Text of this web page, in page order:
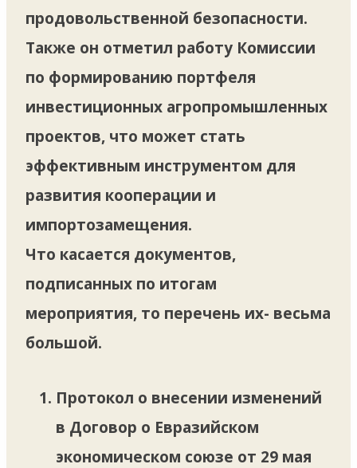
продовольственной безопасности.
Также он отметил работу Комиссии
по формированию портфеля
инвестиционных агропромышленных
проектов, что может стать
эффективным инструментом для
развития кооперации и
импортозамещения.
Что касается документов,
подписанных по итогам
мероприятия, то перечень их- весьма
большой.
Протокол о внесении изменений
в Договор о Евразийском
экономическом союзе от 29 мая